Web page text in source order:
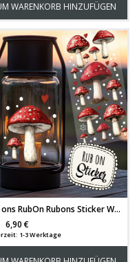
WARENKORB HINZUFÜGEN
Rub ons RubOn Rubons Sticker Weihnachten Weihnachtssticker Weihnachtsmotive Tiere Fliegenpilze Fliegenpilz Pilze Elch DIN lang rb36
6,90 €
1-3 Werktage